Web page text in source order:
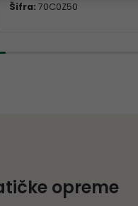
Šifra: 70C0Z50
opreme